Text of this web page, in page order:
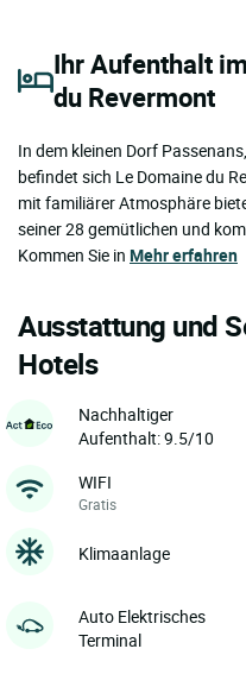
Ihr Aufenthalt
du Revermont
In dem kleinen Dorf
befindet sich Le Domaine du
mit familiärer Atmosphäre
seiner 28 gemütlichen und
Kommen Sie in Mehr erfahren
Ausstattung und
Hotels
Nachhaltiger
Aufenthalt: 9.5/10
WIFI
Gratis
Klimaanlage
Auto Elektrisches
Terminal